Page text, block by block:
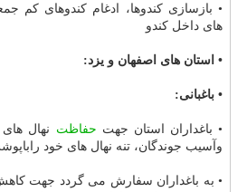
• بازسازی كندوها، ادغام كندوهای كم
های داخل كندو
• استان های اصفهان و یزد:
• باغبانی:
• باغداران استان جهت حفاظت نهال
وآسیب جوندگان، تنه نهال های خود
• به باغداران سفارش می گردد جهت